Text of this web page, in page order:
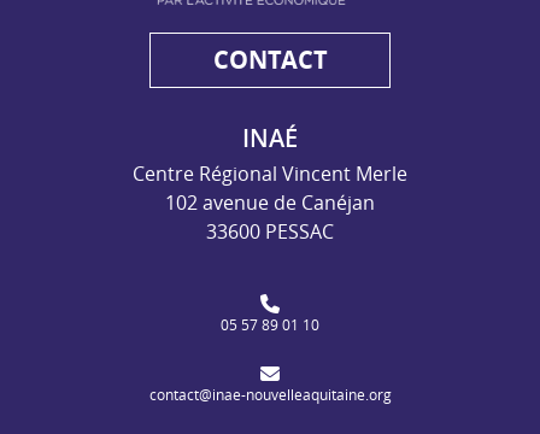
CONTACT
INAÉ
Centre Régional Vincent Merle
102 avenue de Canéjan
33600 PESSAC
05 57 89 01 10
contact@inae-nouvelleaquitaine.org